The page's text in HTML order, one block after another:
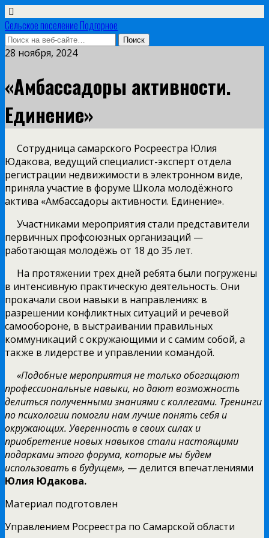
Сельское поселение Подгорное
28 ноября, 2024
«Амбассадоры активности.
Единение»
Сотрудница самарского Росреестра Юлия
Юдакова, ведущий специалист-эксперт отдела
регистрации недвижимости в электронном виде,
приняла участие в форуме Школа молодёжного
актива «Амбассадоры активности. Единение».
Участниками мероприятия стали представители
первичных профсоюзных организаций —
работающая молодёжь от 18 до 35 лет.
На протяжении трех дней ребята были погружены
в интенсивную практическую деятельность. Они
прокачали свои навыки в направлениях: в
разрешении конфликтных ситуаций и речевой
самообороне, в выстраивании правильных
коммуникаций с окружающими и с самим собой, а
также в лидерстве и управлении командой.
«Подобные мероприятия не только обогащают
профессиональные навыки, но дают возможность
делиться полученными знаниями с коллегами. Тренинги
по психологии помогли нам лучше понять себя и
окружающих. Уверенность в своих силах и
приобретение новых навыков стали настоящими
подарками этого форума, которые мы будем
использовать в будущем», — делится впечатлениями
Юлия Юдакова.
Материал подготовлен
Управлением Росреестра по Самарской области